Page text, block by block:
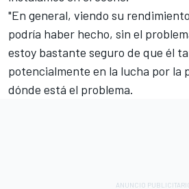
"En general, viendo su
podría haber hecho, sin el
estoy bastante seguro de que él
potencialmente en la lucha por la
dónde está el problema.